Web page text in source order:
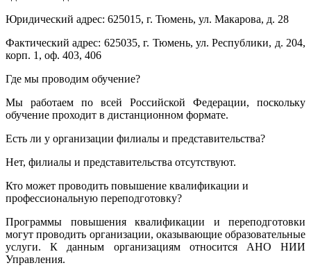
Юридический адрес: 625015, г. Тюмень, ул. Макарова, д. 28
Фактический адрес: 625035, г. Тюмень, ул. Республики, д. 204,
корп. 1, оф. 403, 406
Где мы проводим обучение?
Мы работаем по всей Российской Федерации, поскольку
обучение проходит в дистанционном формате.
Есть ли у организации филиалы и представительства?
Нет, филиалы и представительства отсутствуют.
Кто может проводить повышение квалификации и
профессиональную переподготовку?
Программы повышения квалификации и переподготовки
могут проводить организации, оказывающие образовательные
услуги. К данным организациям относится АНО НИИ
Управления.